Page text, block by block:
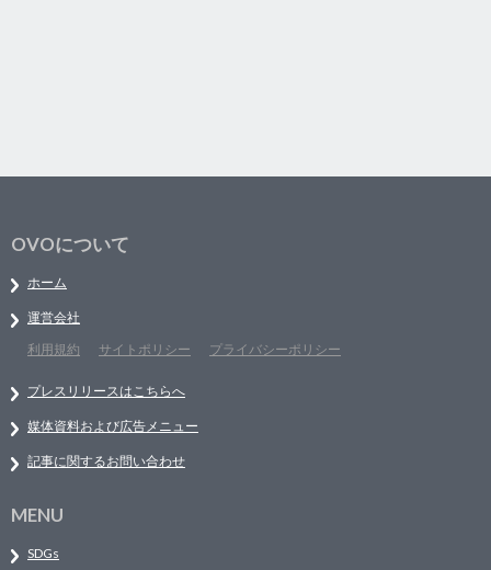
OVOについて
ホーム
運営会社
利用規約
サイトポリシー プライバシーポリシー
プレスリリースはこちらへ
媒体資料および広告メニュー
記事に関するお問い合わせ
MENU
SDGs